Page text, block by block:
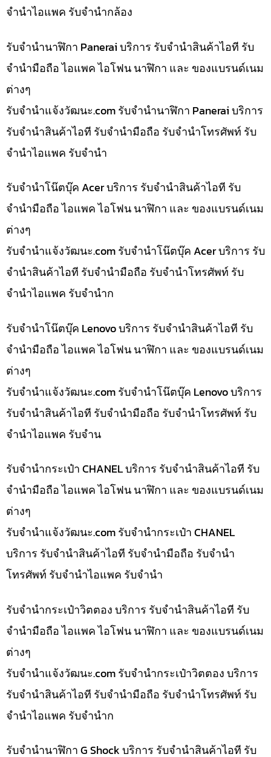
จำนำไอแพค รับจำนำกล้อง
รับจำนำนาฬิกา Panerai บริการ รับจำนำสินค้าไอที รับ
จำนำมือถือ ไอแพค ไอโฟน นาฬิกา และ ของแบรนด์เนม
ต่างๆ
รับจํานําแจ้งวัฒนะ.com รับจำนำนาฬิกา Panerai บริการ
รับจำนำสินค้าไอที รับจำนำมือถือ รับจำนำโทรศัพท์ รับ
จำนำไอแพค รับจำนำ
รับจำนำโน๊ตบุ๊ค Acer บริการ รับจำนำสินค้าไอที รับ
จำนำมือถือ ไอแพค ไอโฟน นาฬิกา และ ของแบรนด์เนม
ต่างๆ
รับจํานําแจ้งวัฒนะ.com รับจำนำโน๊ตบุ๊ค Acer บริการ รับ
จำนำสินค้าไอที รับจำนำมือถือ รับจำนำโทรศัพท์ รับ
จำนำไอแพค รับจำนำก
รับจำนำโน๊ตบุ๊ค Lenovo บริการ รับจำนำสินค้าไอที รับ
จำนำมือถือ ไอแพค ไอโฟน นาฬิกา และ ของแบรนด์เนม
ต่างๆ
รับจํานําแจ้งวัฒนะ.com รับจำนำโน๊ตบุ๊ค Lenovo บริการ
รับจำนำสินค้าไอที รับจำนำมือถือ รับจำนำโทรศัพท์ รับ
จำนำไอแพค รับจำน
รับจำนำกระเป๋า CHANEL บริการ รับจำนำสินค้าไอที รับ
จำนำมือถือ ไอแพค ไอโฟน นาฬิกา และ ของแบรนด์เนม
ต่างๆ
รับจํานําแจ้งวัฒนะ.com รับจำนำกระเป๋า CHANEL
บริการ รับจำนำสินค้าไอที รับจำนำมือถือ รับจำนำ
โทรศัพท์ รับจำนำไอแพค รับจำนำ
รับจำนำกระเป๋าวิตตอง บริการ รับจำนำสินค้าไอที รับ
จำนำมือถือ ไอแพค ไอโฟน นาฬิกา และ ของแบรนด์เนม
ต่างๆ
รับจํานําแจ้งวัฒนะ.com รับจำนำกระเป๋าวิตตอง บริการ
รับจำนำสินค้าไอที รับจำนำมือถือ รับจำนำโทรศัพท์ รับ
จำนำไอแพค รับจำนำก
รับจำนำนาฬิกา G Shock บริการ รับจำนำสินค้าไอที รับ